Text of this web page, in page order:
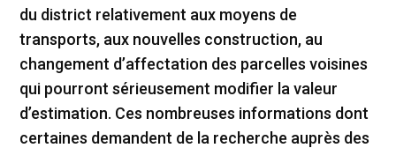
du district relativement aux moyens de
transports, aux nouvelles construction, au
changement d’affectation des parcelles voisines
qui pourront sérieusement modifier la valeur
d’estimation. Ces nombreuses informations dont
certaines demandent de la recherche auprès des